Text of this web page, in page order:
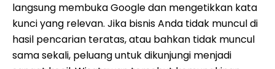
langsung membuka Google dan mengetikkan kata
kunci yang relevan. Jika bisnis Anda tidak muncul di
hasil pencarian teratas, atau bahkan tidak muncul
sama sekali, peluang untuk dikunjungi menjadi